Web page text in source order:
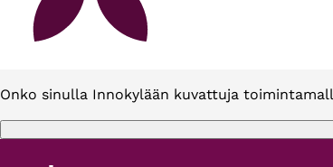
Onko sinulla Innokylään kuvattuja